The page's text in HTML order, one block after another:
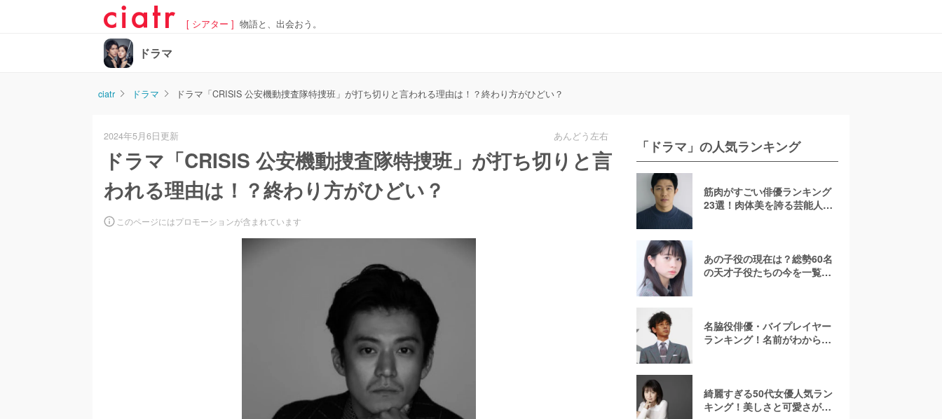
[ シアター ] 物語と、出会おう。
ドラマ
ciatr ドラマ ドラマ「CRISIS 公安機動捜査隊特捜班」が打ち切りと言われる理由は！？終わり方がひどい？
2024年5月6日更新 あんどう左右
ドラマ「CRISIS 公安機動捜査隊特捜班」が打ち切りと言
われる理由は！？終わり方がひどい？
このページにはプロモーションが含まれています
「ドラマ」の人気ランキング
筋肉がすごい俳優ランキング
23選！肉体美を誇る芸能人を
あの子役の現在は？総勢60名
の天才子役たちの今を一覧で
名脇役俳優・バイプレイヤー
ランキング！名前がわからな
綺麗すぎる50代女優人気ラン
キング！美しさと可愛さが魅